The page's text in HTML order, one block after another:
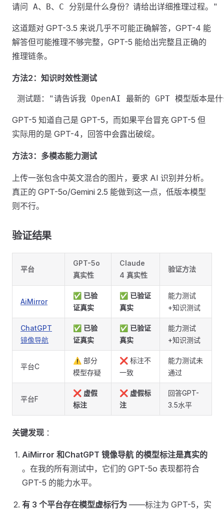
这道题对 GPT-3.5 来说几乎不可能正确解答，GPT-4 能
解答但可能推理不够完整，GPT-5 能给出完整且正确的
推理链条。
方法2：知识时效性测试
GPT-5 知道自己是 GPT-5，而如果平台冒充 GPT-5 但
实际用的是 GPT-4，回答中会露出破绽。
方法3：多模态能力测试
上传一张包含中英文混合的图片，要求 AI 识别并分析。
真正的 GPT-5o/Gemini 2.5 能做到这一点，低版本模型
则不行。
验证结果 ​
平台
GPT-5o
真实性
Claude
4 真实性
验证方法
AiMirror
✅ 已验
证真实
✅ 已验证
真实
能力测试
+知识测试
ChatGPT
镜像导航
✅ 已验
证真实
✅ 已验证
真实
能力测试
+知识测试
平台C
⚠️ 部分
模型存疑
❌ 标注不
一致
能力测试未
通过
平台F
❌ 虚假
标注
❌ 虚假标
注
回答GPT-
3.5水平
关键发现 ：
AiMirror 和ChatGPT 镜像导航 的模型标注是真实的
。在我的所有测试中，它们的 GPT-5o 表现都符合
GPT-5 的能力水平。
有 3 个平台存在模型虚标行为 ——标注为 GPT-5，实